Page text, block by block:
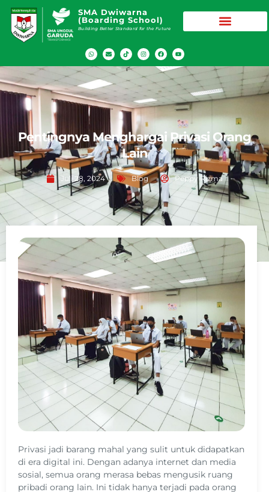
SMA Dwiwarna
(Boarding School)
Building Better Standard for the Future
Pentingnya Menghargai Privasi Orang
Lain
Juli 28, 2024 Blog Peppy Rizma
Privasi jadi barang mahal yang sulit untuk didapatkan
di era digital ini. Dengan adanya internet dan media
sosial, semua orang merasa bebas mengusik ruang
pribadi orang lain. Ini tidak hanya terjadi pada orang